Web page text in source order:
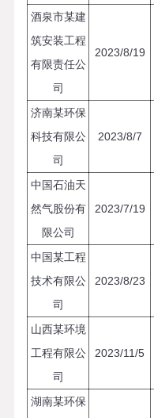
酒泉市某建
筑安装工程
有限责任公
司
2023/8/19
济南某环保
科技有限公
司
2023/8/7
中国石油天
然气股份有
限公司
2023/7/19
中国某工程
技术有限公
司
2023/8/23
山西某环境
工程有限公
司
2023/11/5
湖南某环保